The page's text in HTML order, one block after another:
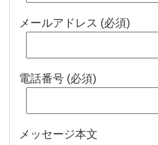
メールアドレス (必須)
電話番号 (必須)
メッセージ本文